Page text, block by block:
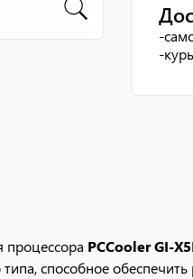
процессора PCCooler GI-
способное
-
-